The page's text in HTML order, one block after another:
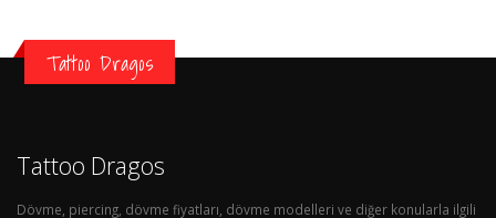
Tattoo Dragos
Tattoo Dragos
Dövme, piercing, dövme fiyatları, dövme modelleri ve diğer konularla ilgili